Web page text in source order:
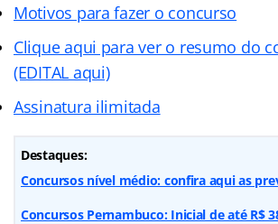
Motivos para fazer o concurso
Clique aqui para ver o resumo do
(EDITAL aqui)
Assinatura ilimitada
Destaques:
Concursos nível médio: confira aqui as
Concursos Pernambuco: Inicial de até R$